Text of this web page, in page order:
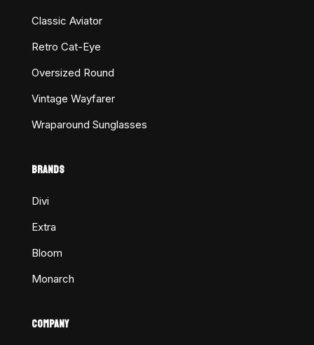
Classic Aviator
Retro Cat-Eye
Oversized Round
Vintage Wayfarer
Wraparound Sunglasses
BRANDS
Divi
Extra
Bloom
Monarch
COMPANY